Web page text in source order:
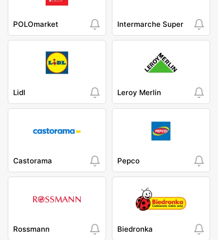
POLOmarket Intermarche Super
Lidl Leroy Merlin
Castorama Pepco
Rossmann Biedronka